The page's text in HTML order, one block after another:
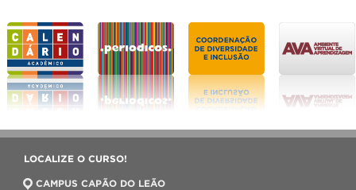
LOCALIZE O CURSO!
CAMPUS CAPÃO DO LEÃO